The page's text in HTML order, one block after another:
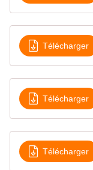
Télécharger
Télécharger
Télécharger